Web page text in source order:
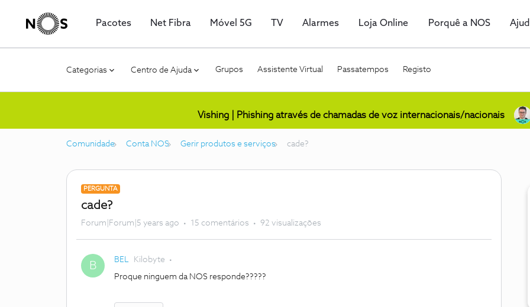
Pacotes Net Fibra Móvel 5G TV Alarmes Loja Online Porquê a NOS
Categorias Centro de Ajuda Grupos Assistente Virtual Passatempos Registo
Vishing | Phishing através de chamadas de voz internacionais/nacionais
Comunidade Conta NOS Gerir produtos e serviços cade?
PERGUNTA
cade?
Forum|Forum|5 years ago 15 comentários 92 visualizações
B BEL Kilobyte
Proque ninguem da NOS responde?????